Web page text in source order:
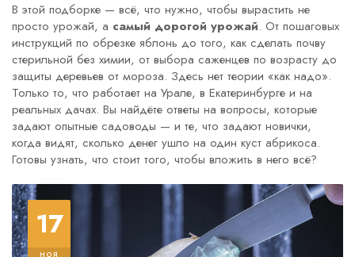
В этой подборке — всё, что нужно, чтобы вырастить не
просто урожай, а самый дорогой урожай. От пошаговых
инструкций по обрезке яблонь до того, как сделать почву
стерильной без химии, от выбора саженцев по возрасту до
защиты деревьев от мороза. Здесь нет теории «как надо».
Только то, что работает на Урале, в Екатеринбурге и на
реальных дачах. Вы найдёте ответы на вопросы, которые
задают опытные садоводы — и те, что задают новички,
когда видят, сколько денег ушло на один куст абрикоса.
Готовы узнать, что стоит того, чтобы вложить в него всё?
17
ноя